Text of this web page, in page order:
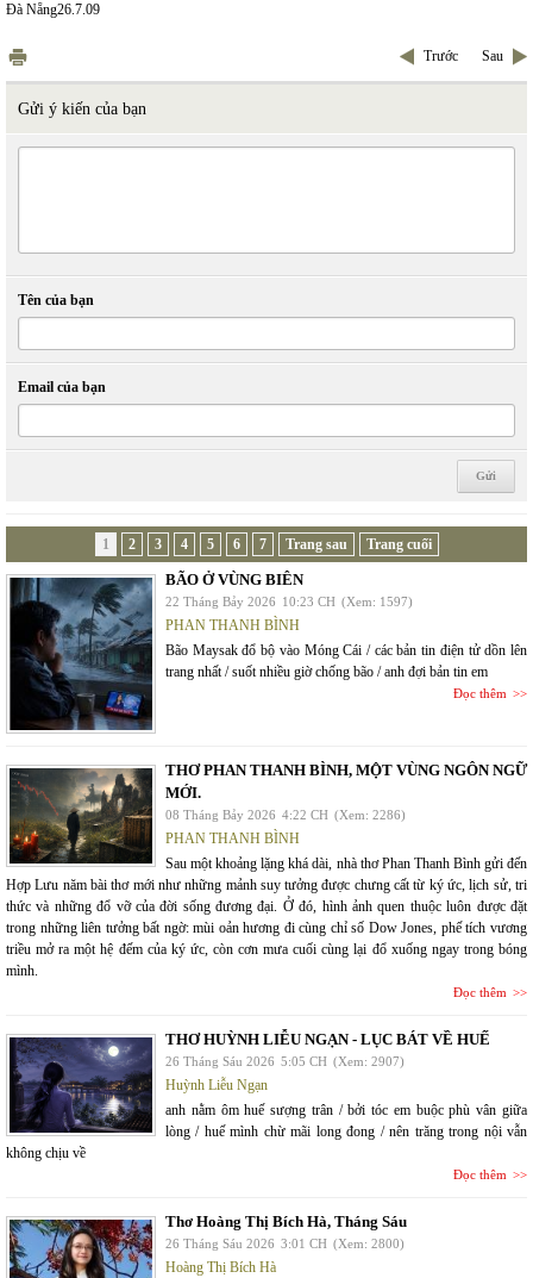
Đà Nẵng26.7.09
Trước Sau
Gửi ý kiến của bạn
Tên của bạn
Email của bạn
1 2 3 4 5 6 7 Trang sau Trang cuối
BÃO Ở VÙNG BIÊN
22 Tháng Bảy 2026 10:23 CH (Xem: 1597)
PHAN THANH BÌNH
Bão Maysak đổ bộ vào Móng Cái / các bản tin điện tử dồn lên
trang nhất / suốt nhiều giờ chống bão / anh đợi bản tin em
Đọc thêm
THƠ PHAN THANH BÌNH, MỘT VÙNG NGÔN NGỮ
MỚI.
08 Tháng Bảy 2026 4:22 CH (Xem: 2286)
PHAN THANH BÌNH
Sau một khoảng lặng khá dài, nhà thơ Phan Thanh Bình gửi đến
Hợp Lưu năm bài thơ mới như những mảnh suy tưởng được chưng cất từ ký ức, lịch sử, tri
thức và những đổ vỡ của đời sống đương đại. Ở đó, hình ảnh quen thuộc luôn được đặt
trong những liên tưởng bất ngờ: mùi oản hương đi cùng chỉ số Dow Jones, phế tích vương
triều mở ra một hệ đếm của ký ức, còn cơn mưa cuối cùng lại đổ xuống ngay trong bóng
mình.
Đọc thêm
THƠ HUỲNH LIỄU NGẠN - LỤC BÁT VỀ HUẾ
26 Tháng Sáu 2026 5:05 CH (Xem: 2907)
Huỳnh Liễu Ngạn
anh nằm ôm huế sượng trân / bởi tóc em buộc phù vân giữa
lòng / huế mình chừ mãi long đong / nên trăng trong nội vẫn
không chịu về
Đọc thêm
Thơ Hoàng Thị Bích Hà, Tháng Sáu
26 Tháng Sáu 2026 3:01 CH (Xem: 2800)
Hoàng Thị Bích Hà